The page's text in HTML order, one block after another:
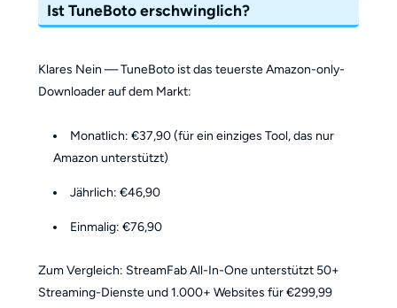
Ist TuneBoto erschwinglich?
Klares Nein — TuneBoto ist das teuerste Amazon-only-
Downloader auf dem Markt:
Monatlich: €37,90 (für ein einziges Tool, das nur
Amazon unterstützt)
Jährlich: €46,90
Einmalig: €76,90
Zum Vergleich: StreamFab All-In-One unterstützt 50+
Streaming-Dienste und 1.000+ Websites für €299,99